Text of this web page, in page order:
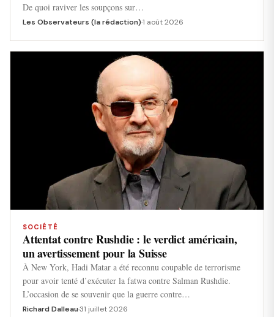
De quoi raviver les soupçons sur…
Les Observateurs (la rédaction)·1 août 2026
SOCIÉTÉ
Attentat contre Rushdie : le verdict américain,
un avertissement pour la Suisse
À New York, Hadi Matar a été reconnu coupable de terrorisme
pour avoir tenté d’exécuter la fatwa contre Salman Rushdie.
L’occasion de se souvenir que la guerre contre…
Richard Dalleau·31 juillet 2026